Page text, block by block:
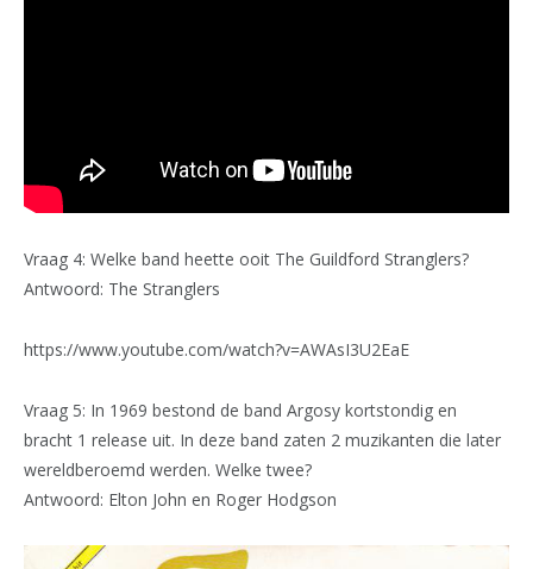
Vraag 4: Welke band heette ooit The Guildford Stranglers?
Antwoord: The Stranglers
https://www.youtube.com/watch?v=AWAsI3U2EaE
Vraag 5: In 1969 bestond de band Argosy kortstondig en
bracht 1 release uit. In deze band zaten 2 muzikanten die later
wereldberoemd werden. Welke twee?
Antwoord: Elton John en Roger Hodgson